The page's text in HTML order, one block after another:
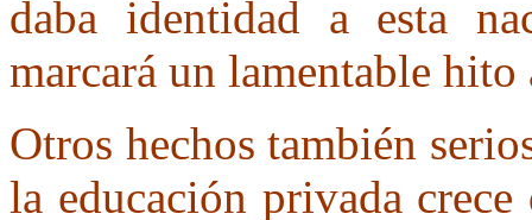
daba identidad a esta
marcará un lamentable
Otros hechos también
la educación privada crece